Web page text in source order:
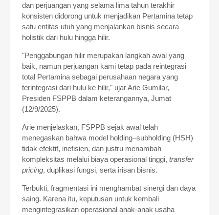
dan perjuangan yang selama lima tahun terakhir
konsisten didorong untuk menjadikan Pertamina tetap
satu entitas utuh yang menjalankan bisnis secara
holistik dari hulu hingga hilir.
"Penggabungan hilir merupakan langkah awal yang
baik, namun perjuangan kami tetap pada reintegrasi
total Pertamina sebagai perusahaan negara yang
terintegrasi dari hulu ke hilir," ujar Arie Gumilar,
Presiden FSPPB dalam keterangannya, Jumat
(12/9/2025).
Arie menjelaskan, FSPPB sejak awal telah
menegaskan bahwa model holding–subholding (HSH)
tidak efektif, inefisien, dan justru menambah
kompleksitas melalui biaya operasional tinggi, transfer
pricing, duplikasi fungsi, serta irisan bisnis.
Terbukti, fragmentasi ini menghambat sinergi dan daya
saing. Karena itu, keputusan untuk kembali
mengintegrasikan operasional anak-anak usaha